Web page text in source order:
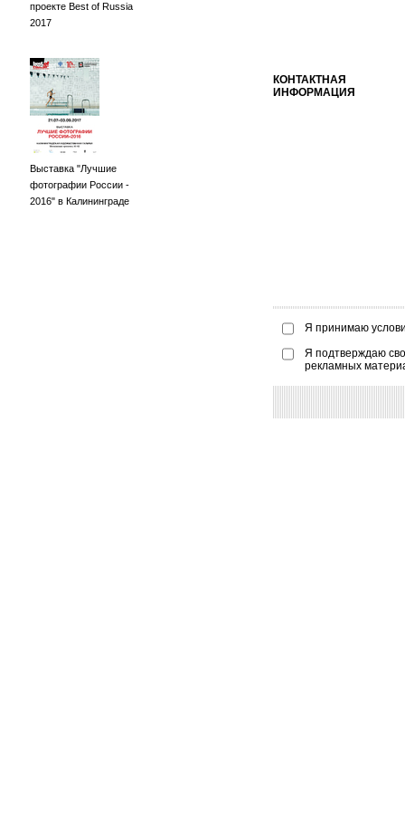
проекте Best of Russia
2017
Выставка "Лучшие
фотографии России -
2016" в Калининграде
КОНТАКТНАЯ
ИНФОРМАЦИЯ
Я принимаю
Я подтверждаю
рекламных